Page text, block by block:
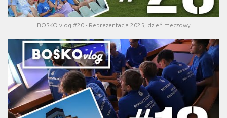
BOSKO vlog #20 - Reprezentacja 2025, dzień meczowy